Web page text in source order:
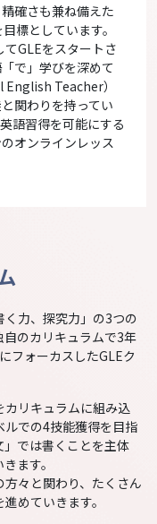
確さも兼ね備えた
標としています。
GLEをスタートさ
で」学びを深めて
Teacher）
関わりを持ってい
語習得を可能にする
オンラインレッス
力、探究力」の3つの
のカリキュラムで3年
フォーカスしたGLEク
リキュラムに組み込
での4技能獲得を目指
では書くことを主体
ます。
々と関わり、たくさん
めていきます。